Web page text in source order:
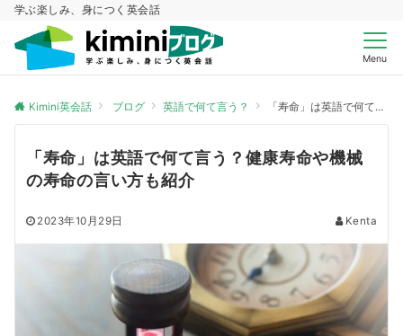
学ぶ楽しみ、身につく英会話
Menu
Kimini英会話 ブログ 英語で何て言う？ 「寿命」は英語で何て言う？健康寿命や機械の寿命の言い方も紹介
「寿命」は英語で何て言う？健康寿命や機械
の寿命の言い方も紹介
2023年10月29日 Kenta